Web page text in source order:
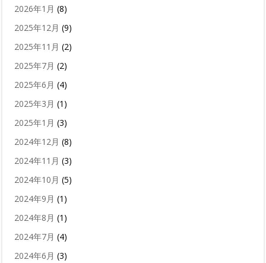
2026年1月 (8)
2025年12月 (9)
2025年11月 (2)
2025年7月 (2)
2025年6月 (4)
2025年3月 (1)
2025年1月 (3)
2024年12月 (8)
2024年11月 (3)
2024年10月 (5)
2024年9月 (1)
2024年8月 (1)
2024年7月 (4)
2024年6月 (3)